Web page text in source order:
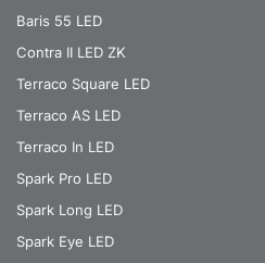
Baris 55 LED
Contra II LED ZK
Terraco Square LED
Terraco AS LED
Terraco In LED
Spark Pro LED
Spark Long LED
Spark Eye LED